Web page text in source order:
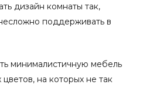
дизайн комнаты так,
поддерживать в
минималистичную мебель
на которых не так